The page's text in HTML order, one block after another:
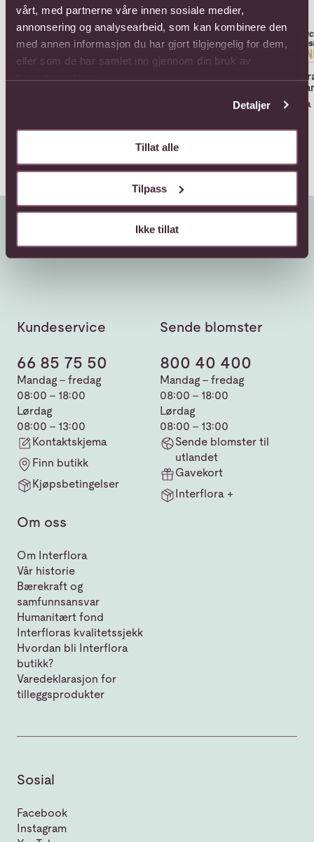
vårt, med partnerne våre innen sosiale medier,
annonsering og analysearbeid, som kan kombinere den
med annen informasjon du har gjort tilgjengelig for dem,
eller som de har samlet inn gjennom din bruk av
tjenestene deres.
Detaljer
Tillat alle
Tilpass
Ikke tillat
Kundeservice
66 85 75 50
Mandag - fredag
08:00 - 18:00
Lørdag
08:00 - 13:00
Kontaktskjema
Finn butikk
Kjøpsbetingelser
Sende blomster
800 40 400
Mandag - fredag
08:00 - 18:00
Lørdag
08:00 - 13:00
Sende blomster til
utlandet
Gavekort
Interflora +
Om oss
Om Interflora
Vår historie
Bærekraft og
samfunnsansvar
Humanitært fond
Interfloras kvalitetssjekk
Hvordan bli Interflora
butikk?
Varedeklarasjon for
tilleggsprodukter
Sosial
Facebook
Instagram